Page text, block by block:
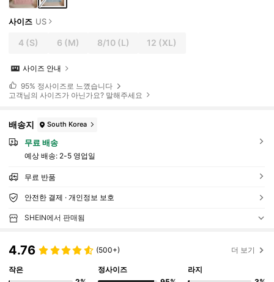
사이즈 US
4 (S) 6 (M) 8/10(L) 12 (XL)
사이즈 안내
95% 정사이즈로 느꼈습니다
고객님의 사이즈가 아닌가요? 말해주세요
배송지 South Korea
무료 배송
예상 배송: 2-5 영업일
무료 반품
안전한 결제 · 개인정보 보호
SHEIN에서 판매됨
4.76 (500+) 더 보기
작은
정사이즈
라지